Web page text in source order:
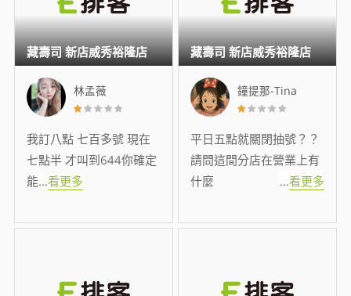
林孟薇
我訂八點 七百多號 現在
七點半 才叫到644你確定
能...看更多
藏壽司 新店威秀裕隆店
鐘提那-Tina
平日五點就關閉抽號？？
請問這間分店在營業上有
什麼
...看更多
藏壽司 新店威秀裕隆店